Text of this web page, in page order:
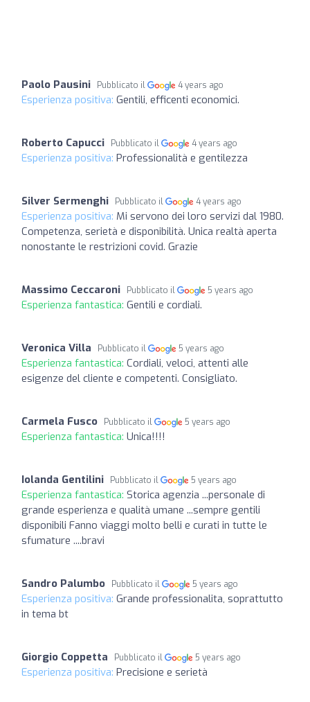
Paolo Pausini Pubblicato il 4 years ago
Esperienza positiva: Gentili, efficenti economici.
Roberto Capucci Pubblicato il 4 years ago
Esperienza positiva: Professionalità e gentilezza
Silver Sermenghi Pubblicato il 4 years ago
Esperienza positiva: Mi servono dei loro servizi dal 1980.
Competenza, serietà e disponibilità. Unica realtà aperta
nonostante le restrizioni covid. Grazie
Massimo Ceccaroni Pubblicato il 5 years ago
Esperienza fantastica: Gentili e cordiali.
Veronica Villa Pubblicato il 5 years ago
Esperienza fantastica: Cordiali, veloci, attenti alle
esigenze del cliente e competenti. Consigliato.
Carmela Fusco Pubblicato il 5 years ago
Esperienza fantastica: Unica!!!!
Iolanda Gentilini Pubblicato il 5 years ago
Esperienza fantastica: Storica agenzia ...personale di
grande esperienza e qualità umane ...sempre gentili
disponibili Fanno viaggi molto belli e curati in tutte le
sfumature ....bravi
Sandro Palumbo Pubblicato il 5 years ago
Esperienza positiva: Grande professionalita, soprattutto
in tema bt
Giorgio Coppetta Pubblicato il 5 years ago
Esperienza positiva: Precisione e serietà